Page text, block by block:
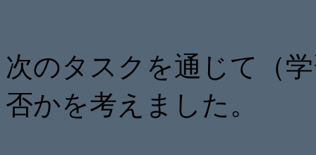
次のタスクを通じて（
否かを考えました。